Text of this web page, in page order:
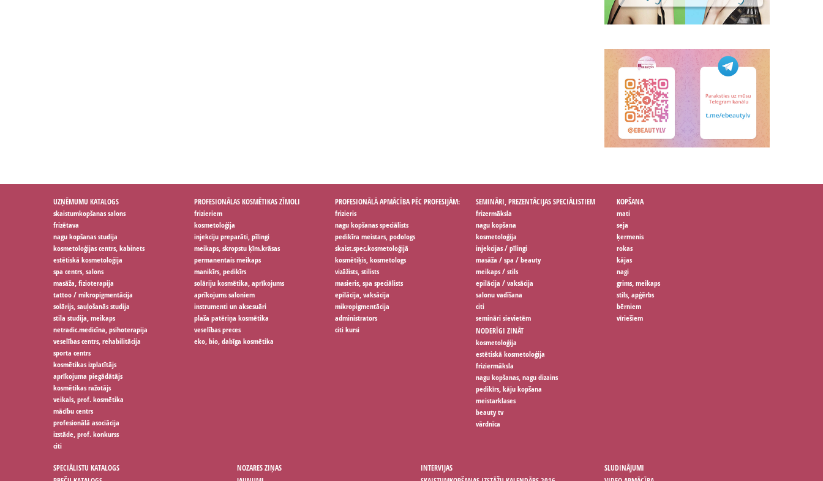
UZŅĒMUMU KATALOGS
skaistumkopšanas salons
frizētava
nagu kopšanas studija
kosmetoloģijas centrs, kabinets
estētiskā kosmetoloģija
spa centrs, salons
masāža, fizioterapija
tattoo / mikropigmentācija
solārijs, sauļošanās studija
stila studija, meikaps
netradic.medicīna, psihoterapija
veselības centrs, rehabilitācija
sporta centrs
kosmētikas izplatītājs
aprīkojuma piegādātājs
kosmētikas ražotājs
veikals, prof. kosmētika
mācību centrs
profesionālā asociācija
izstāde, prof. konkurss
citi
PROFESIONĀLAS KOSMĒTIKAS ZĪMOLI
frizieriem
kosmetoloģija
injekciju preparāti, pīlingi
meikaps, skropstu ķīm.krāsas
permanentais meikaps
manikīrs, pedikīrs
solāriju kosmētika, aprīkojums
aprīkojums saloniem
instrumenti un aksesuāri
plaša patēriņa kosmētika
veselības preces
eko, bio, dabīga kosmētika
PROFESIONĀLĀ APMĀCĪBA PĒC PROFESIJĀM:
frizieris
nagu kopšanas speciālists
pedikīra meistars, podologs
skaist.spec.kosmetoloģijā
kosmētiķis, kosmetologs
vizāžists, stilists
masieris, spa speciālists
epilācija, vaksācija
mikropigmentācija
administrators
citi kursi
SEMINĀRI, PREZENTĀCIJAS SPECIĀLISTIEM
frizermāksla
nagu kopšana
kosmetoloģija
injekcijas / pīlingi
masāža / spa / beauty
meikaps / stils
epilācija / vaksācija
salonu vadīšana
citi
semināri sievietēm
KOPŠANA
mati
seja
ķermenis
rokas
kājas
nagi
grims, meikaps
stils, apģērbs
bērniem
vīriešiem
NODERĪGI ZINĀT
kosmetoloģija
estētiskā kosmetoloģija
friziermāksla
nagu kopšanas, nagu dizains
pedikīrs, kāju kopšana
meistarklases
beauty tv
vārdnīca
SPECIĀLISTU KATALOGS
NOZARES ZIŅAS
INTERVIJAS
SLUDINĀJUMI